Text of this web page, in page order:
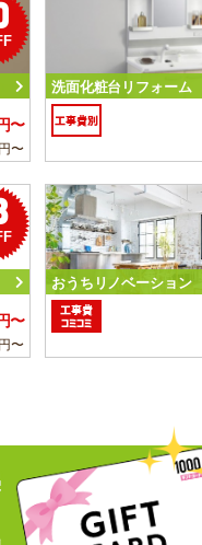
〜
〜
洗面化粧台リフォーム
工事費別
〜
〜
おうちリノベーション
工事費
コミコミ